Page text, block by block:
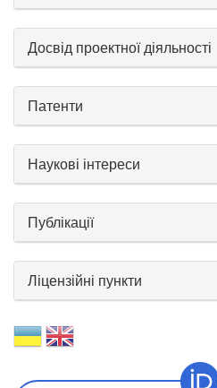
Досвід проектної діяльності
Патенти
Наукові інтереси
Публікації
Ліцензійні пункти